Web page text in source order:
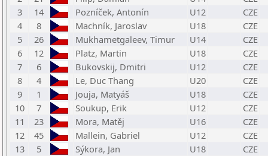
3
14 Pozníček, Antonín U12
CZE
4
8 Machník, Jaroslav U18
CZE
5
26 Mukhametgaleev, Timur U14
CZE
6
12 Platz, Martin U18
CZE
7
6 Bukovskij, Dmitri U12
CZE
8
4 Le, Duc Thang U20
CZE
9
1 Jouja, Matyáš U18
CZE
10
7 Soukup, Erik U12
CZE
11
23 Mora, Matěj U16
CZE
12
45 Mallein, Gabriel U12
CZE
13
5 Sýkora, Jan U18
CZE